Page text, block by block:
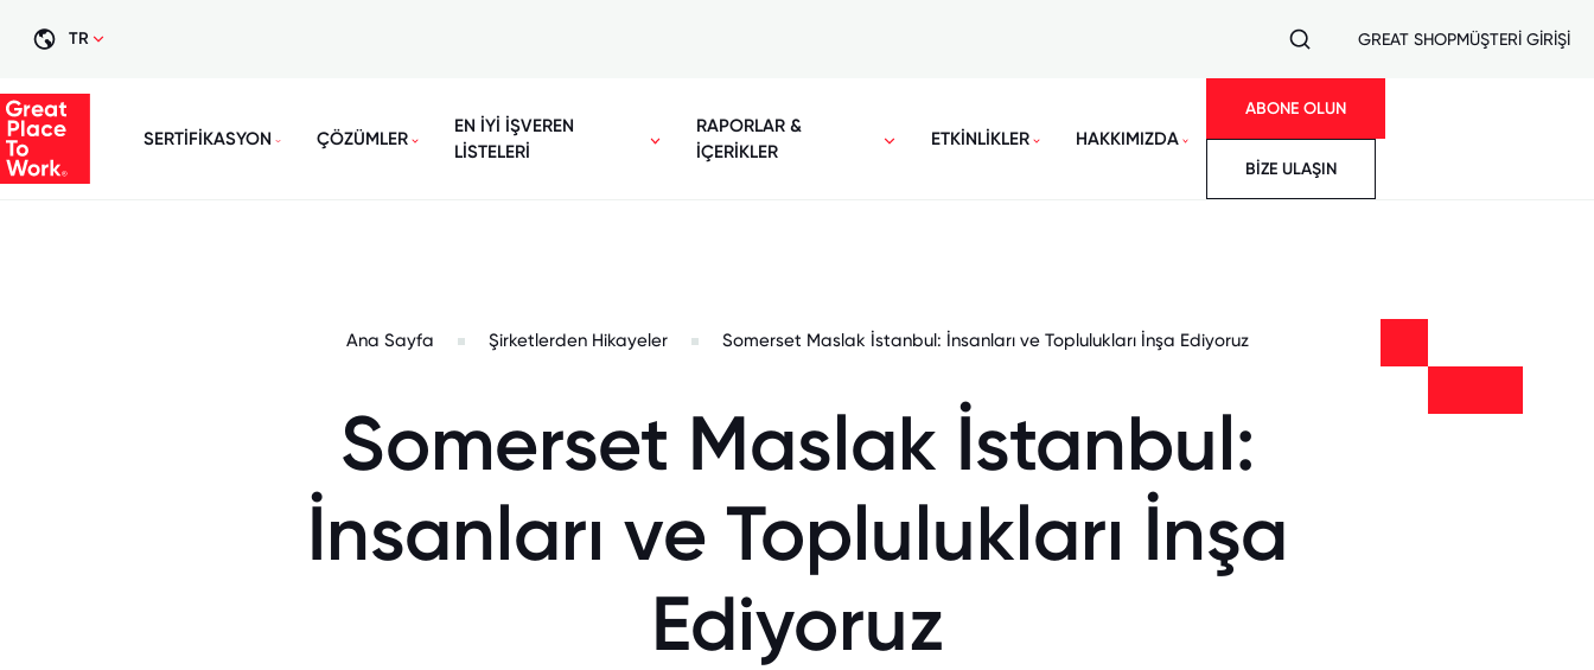
TR GREAT SHOPMÜŞTERİ GİRİŞİ
SERTİFİKASYON ÇÖZÜMLER
EN İYİ İŞVEREN
LİSTELERİ
RAPORLAR &
İÇERİKLER
ETKİNLİKLER HAKKIMIZDA
ABONE OLUN
BİZE ULAŞIN
Ana Sayfa Şirketlerden Hikayeler Somerset Maslak İstanbul: İnsanları ve Toplulukları İnşa Ediyoruz
Somerset Maslak İstanbul:
İnsanları ve Toplulukları İnşa
Ediyoruz